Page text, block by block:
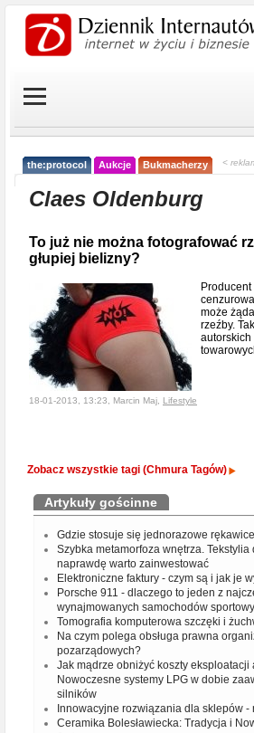
the:protocol Aukcje Bukmacherzy <
Claes Oldenburg
To już nie można fotografować
głupiej bielizny?
może
rzeźby.
18-01-2013, 13:23, Marcin Maj, Lifestyle
Zobacz wszystkie tagi (Chmura Tagów)
Artykuły gościnne
Gdzie stosuje się jednorazowe
Szybka metamorfoza wnętrza. Tekstylia
naprawdę warto zainwestować
Elektroniczne faktury - czym są i jak je
Porsche 911 - dlaczego to jeden z
wynajmowanych samochodów
Tomografia komputerowa szczęki i
Na czym polega obsługa prawna
pozarządowych?
Jak mądrze obniżyć koszty eksploatacji
Nowoczesne systemy LPG w dobie
silników
Innowacyjne rozwiązania dla sklepów -
Ceramika Bolesławiecka: Tradycja i